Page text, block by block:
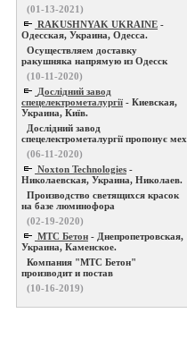
(01-13-2021)
RAKUSHNYAK UKRAINE -
Одесская, Украина, Одесса.
Осуществляем доставку
ракушняка напрямую из Одесск
(10-11-2020)
Дослідний завод
спецелектрометалургії - Киевская,
Украина, Київ.
Дослідний завод
спецелектрометалургії пропонує мех
(06-11-2020)
Noxton Technologies -
Николаевская, Украина, Николаев.
Производство светящихся красок
на базе люминофора
(02-19-2020)
МТС Бетон - Днепропетровская,
Украина, Каменское.
Компания "МТС Бетон"
производит и постав
(10-16-2019)